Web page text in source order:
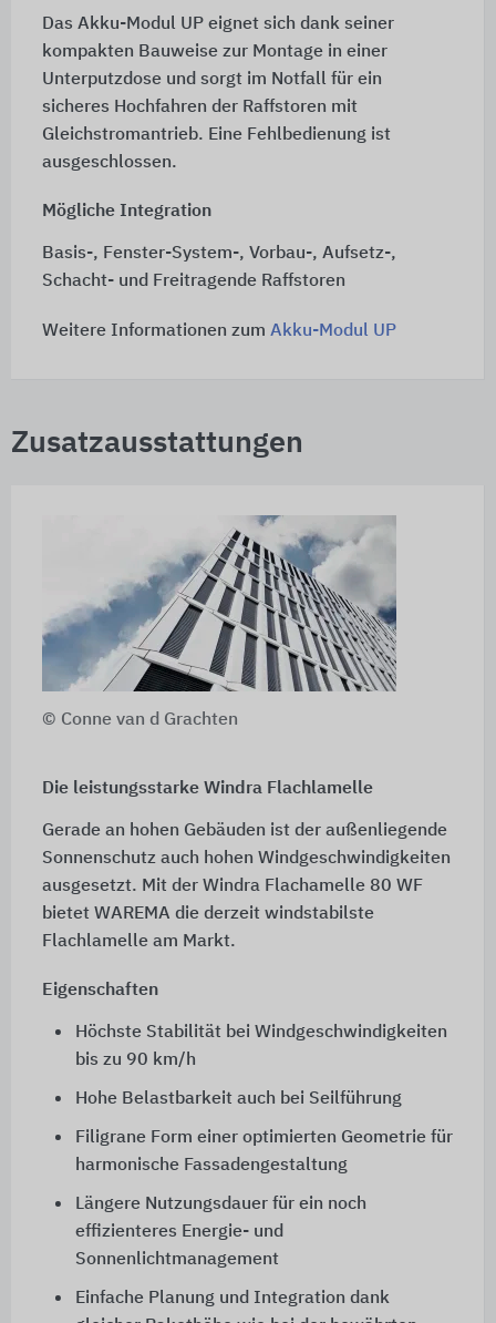
Das Akku-Modul UP eignet sich dank seiner
kompakten Bauweise zur Montage in einer
Unterputzdose und sorgt im Notfall für ein
sicheres Hochfahren der Raffstoren mit
Gleichstromantrieb. Eine Fehlbedienung ist
ausgeschlossen.
Mögliche Integration
Basis-, Fenster-System-, Vorbau-, Aufsetz-,
Schacht- und Freitragende Raffstoren
Weitere Informationen zum Akku-Modul UP
Zusatzausstattungen
© Conne van d Grachten
Die leistungsstarke Windra Flachlamelle
Gerade an hohen Gebäuden ist der außenliegende
Sonnenschutz auch hohen Windgeschwindigkeiten
ausgesetzt. Mit der Windra Flachamelle 80 WF
bietet WAREMA die derzeit windstabilste
Flachlamelle am Markt.
Eigenschaften
Höchste Stabilität bei Windgeschwindigkeiten
bis zu 90 km/h
Hohe Belastbarkeit auch bei Seilführung
Filigrane Form einer optimierten Geometrie für
harmonische Fassadengestaltung
Längere Nutzungsdauer für ein noch
effizienteres Energie- und
Sonnenlichtmanagement
Einfache Planung und Integration dank